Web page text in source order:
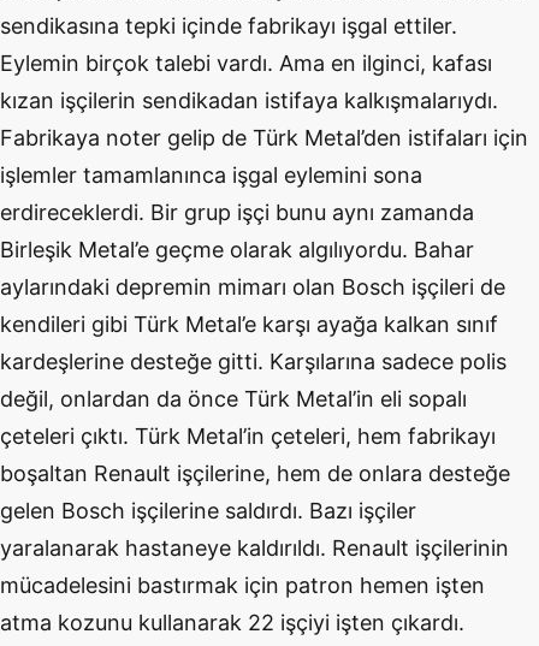
sendikasına tepki içinde fabrikayı işgal ettiler.
Eylemin birçok talebi vardı. Ama en ilginci, kafası
kızan işçilerin sendikadan istifaya kalkışmalarıydı.
Fabrikaya noter gelip de Türk Metal’den istifaları için
işlemler tamamlanınca işgal eylemini sona
erdireceklerdi. Bir grup işçi bunu aynı zamanda
Birleşik Metal’e geçme olarak algılıyordu. Bahar
aylarındaki depremin mimarı olan Bosch işçileri de
kendileri gibi Türk Metal’e karşı ayağa kalkan sınıf
kardeşlerine desteğe gitti. Karşılarına sadece polis
değil, onlardan da önce Türk Metal’in eli sopalı
çeteleri çıktı. Türk Metal’in çeteleri, hem fabrikayı
boşaltan Renault işçilerine, hem de onlara desteğe
gelen Bosch işçilerine saldırdı. Bazı işçiler
yaralanarak hastaneye kaldırıldı. Renault işçilerinin
mücadelesini bastırmak için patron hemen işten
atma kozunu kullanarak 22 işçiyi işten çıkardı.